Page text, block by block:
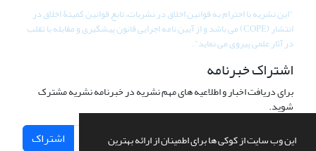
این وب سایت از کوکی ها برای اطمینان از ارائه بهترین
"این نشریه با احترام به قوانین اخلاق در نشریات، تابع قوانین کمیتۀ اخلاق در
انتشار (COPE) می باشد و از آیین نامه اجرایی قانون پیشگیری و مقابله با تقلب
در آثار علمی پیروی می نماید".
اشتراک خبرنامه
برای دریافت اخبار و اطلاعیه های مهم نشریه در خبرنامه نشریه مشترک
شوید.
اشتراک